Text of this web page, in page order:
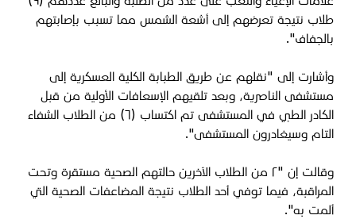
طلاب نتيجة تعرضهم إلى أشعة الشمس مما تسبب بإصابتهم
بالجفاف".
وأشارت إلى "نقلهم عن طريق الطبابة الكلية العسكرية إلى
مستشفى الناصرية، وبعد تلقيهم الإسعافات الأولية من قبل
الكادر الطبي في المستشفى تم اكتساب (٦) من الطلاب الشفاء
التام وسيغادرون المستشفى".
وقالت إن "٢ من الطلاب الآخرين حالتهم الصحية مستقرة وتحت
المراقبة، فيما توفي أحد الطلاب نتيجة المضاعفات الصحية التي
ألمت به".